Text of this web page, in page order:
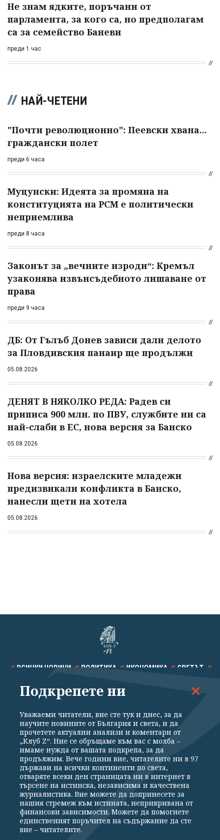
Не знам ядките, поръчани от
парламента, за кого са, но предполагам
са за семейство Баневи
преди 1 час
НАЙ-ЧЕТЕНИ
"Почти революционно": Пеевски хвана...
граждански полет
преди 6 часа
Муцунски: Идеята за промяна на
конституцията на РСМ е политически
неприемлива
преди 8 часа
Законът за „вечните изроди“: Кремъл
узаконява извънсъдебното лишаване от
права
преди 9 часа
ДБ: От Гълъб Донев зависи дали делото
за Пловдивския панаир ще продължи
05.08.2026
ДЕНЯТ В НЯКОЛКО РЕДА: Радев си
приписа 900 млн. по ПВУ, службите ни са
най-слаби в ЕС, нова версия за Банско
05.08.2026
Нова версия: израелските младежи
предизвикали конфликта в Банско,
нанесли щети на хотела
05.08.2026
ВСИЧКИ НОВИНИ ПОЛИТИКА ИКОНОМИКА СВЕТЪТ
СПОРТ КУЛТУРА ТЕХНОЛОГИИ КАЛЕЙДОСКОП
Общи условия
Политика за поверителност
Реклама
Партньори Контакти
За Клуб Z
Екип
Подкрепете ни
Издател на www.clubz.bg е „Клуб Зебра Медия“ ЕООД, София, ул. "Алеко
Константинов" 3. Всички права запазени 2026 „Клуб Зебра Медия“
Подкрепете ни
Уважаеми читатели, вие сте тук и днес, за да
научите новините от България и света, и да
прочетете актуални анализи и коментари от
„Клуб Z“. Ние се обръщаме към вас с молба –
имаме нужда от вашата подкрепа, за да
продължим. Вече години вие, читателите ни в 97
държави на всички континенти по света,
отваряте всеки ден страницата ни в интернет в
търсене на истинска, независима и качествена
журналистика. Вие можете да допринесете за
нашия стремеж към истината, неприкривана от
финансови зависимости. Можете да помогнете
единственият поръчител на съдържание да сте
вие – читателите.